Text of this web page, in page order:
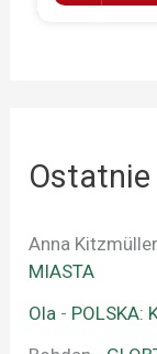
Anna Kitzmüller
MIASTA
Ola - POLSKA: